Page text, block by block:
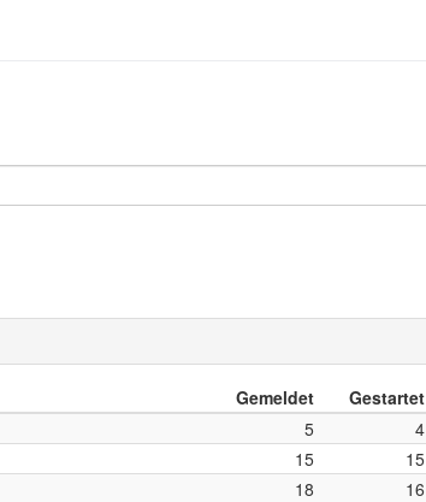
Gemeldet Gestartet
5 4
15 15
18 16